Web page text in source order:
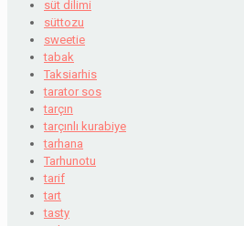
süt dilimi
süttozu
sweetie
tabak
Taksiarhis
tarator sos
tarçın
tarçınlı kurabiye
tarhana
Tarhunotu
tarif
tart
tasty